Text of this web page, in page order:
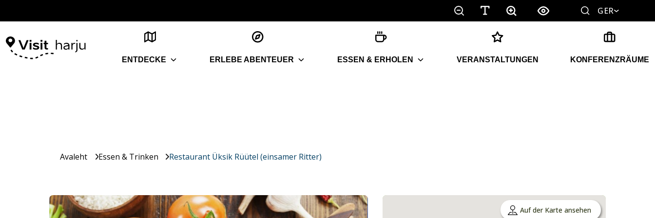
GER
ENTDECKE ERLEBE ABENTEUER ESSEN & ERHOLEN VERANSTALTUNGEN KONFERENZRÄUME
Avaleht Essen & Trinken Restaurant Üksik Rüütel (einsamer Ritter)
Auf der Karte ansehen